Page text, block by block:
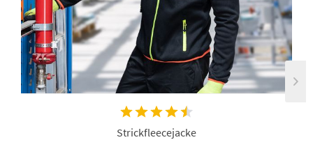
Strickfleecejacke